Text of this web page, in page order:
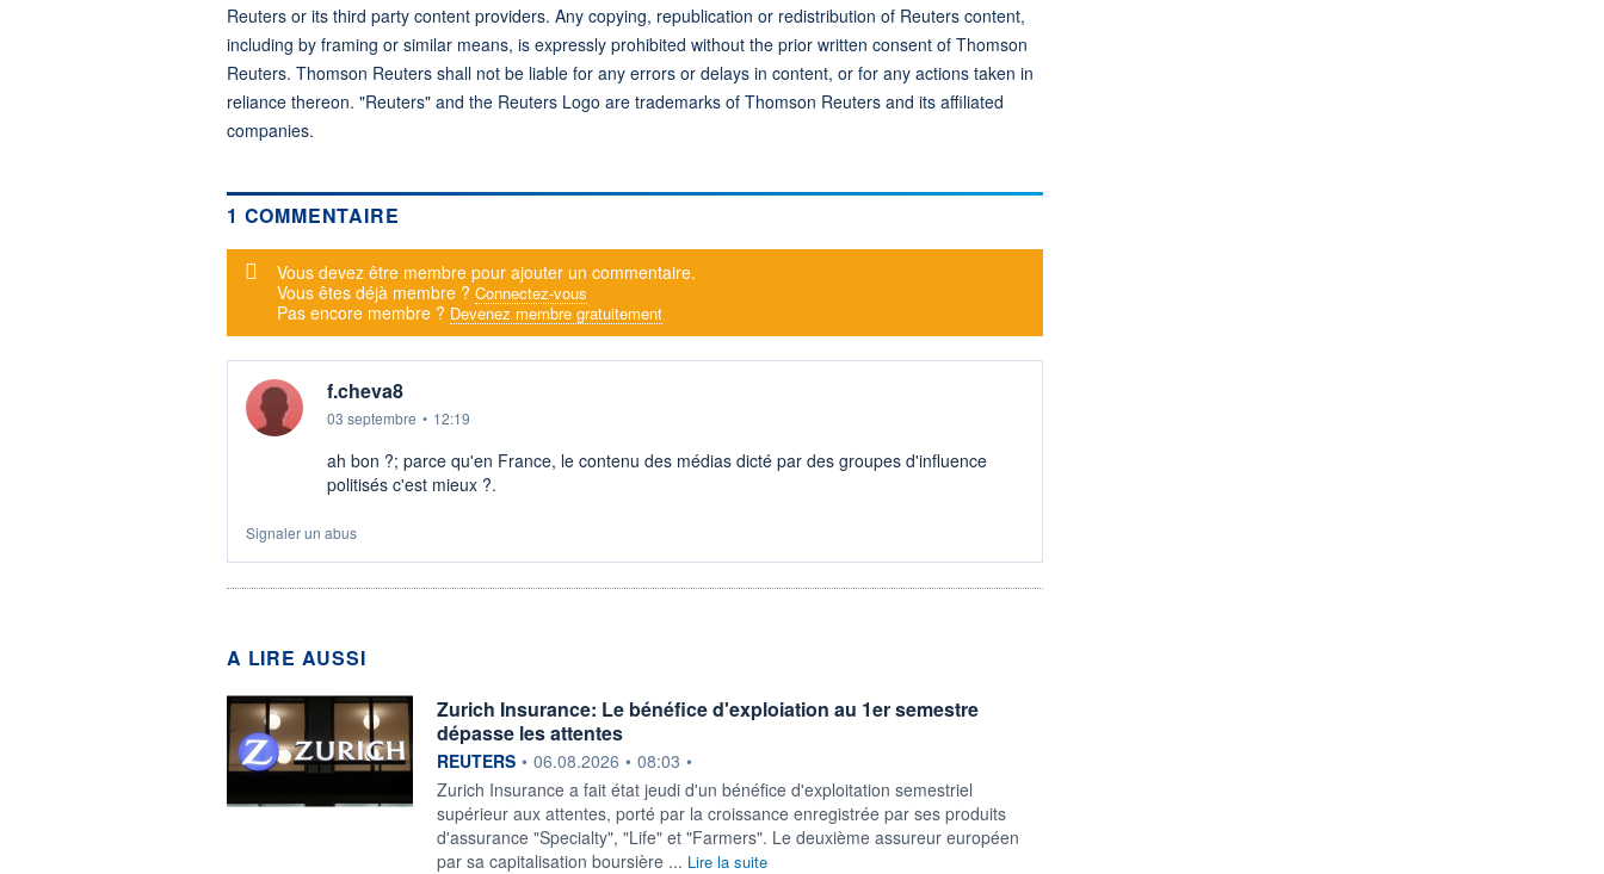
Reuters or its third party content providers. Any copying, republication or redistribution of Reuters content,
including by framing or similar means, is expressly prohibited without the prior written consent of Thomson
Reuters. Thomson Reuters shall not be liable for any errors or delays in content, or for any actions taken in
reliance thereon. "Reuters" and the Reuters Logo are trademarks of Thomson Reuters and its affiliated
companies.
1 COMMENTAIRE
Message d'alerte
Vous devez être membre pour ajouter un commentaire.
Vous êtes déjà membre ? Connectez-vous
Pas encore membre ? Devenez membre gratuitement
f.cheva8
03 septembre • 12:19
ah bon ?; parce qu'en France, le contenu des médias dicté par des groupes d'influence
politisés c'est mieux ?.
Signaler un abus
A LIRE AUSSI
Zurich Insurance: Le bénéfice d'exploiation au 1er semestre
dépasse les attentes
information fournie par
REUTERS • 06.08.2026 • 08:03 •
Zurich Insurance ‌a fait état jeudi d'un bénéfice ​d'exploitation semestriel
supérieur aux attentes, porté par la croissance enregistrée par ses produits
d'assurance "Specialty", "Life" ​et "Farmers". Le deuxième assureur européen
par sa capitalisation boursière ... Lire la suite